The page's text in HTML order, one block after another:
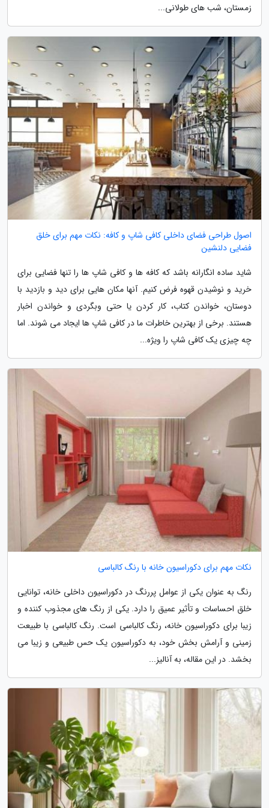
زمستان، شب های طولانی...
اصول طراحی فضای داخلی کافی شاپ و کافه: نکات مهم برای خلق
فضایی دلنشین
شاید ساده انگارانه باشد که کافه ها و کافی شاپ ها را تنها فضایی برای
خرید و نوشیدن قهوه فرض کنیم. آنها مکان هایی برای دید و بازدید با
دوستان، خواندن کتاب، کار کردن یا حتی وبگردی و خواندن اخبار
هستند. برخی از بهترین خاطرات ما در کافی شاپ ها ایجاد می شوند. اما
چه چیزی یک کافی شاپ را ویژه...
نکات مهم برای دکوراسیون خانه با رنگ کالباسی
رنگ به عنوان یکی از عوامل پررنگ در دکوراسیون داخلی خانه، توانایی
خلق احساسات و تأثیر عمیق را دارد. یکی از رنگ های مجذوب کننده و
زیبا برای دکوراسیون خانه، رنگ کالباسی است. رنگ کالباسی با طبیعت
زمینی و آرامش بخش خود، به دکوراسیون یک حس طبیعی و زیبا می
بخشد. در این مقاله، به آنالیز...